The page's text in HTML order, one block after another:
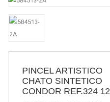
PINCEL ARTISTICO
CHATO SINTETICO
CONDOR REF.324 12
pincel